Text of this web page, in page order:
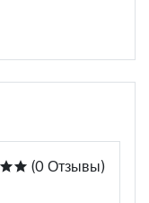
(0 Отзывы)